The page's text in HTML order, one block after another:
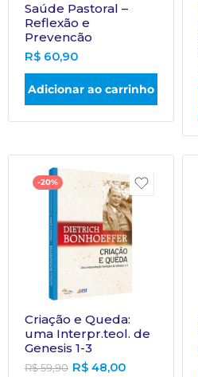
Saúde Pastoral –
Reflexão e
Prevencão
R$ 60,90
Adicionar ao carrinho
-20%
Criação e Queda:
uma Interpr.teol. de
Genesis 1-3
R$59,90 R$ 48,00